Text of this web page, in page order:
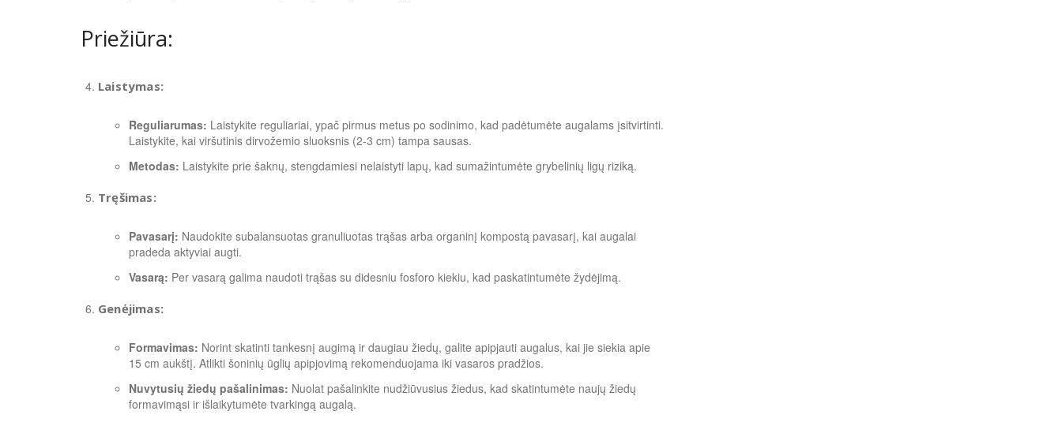
Priežiūra:
Laistymas:
Reguliarumas: Laistykite reguliariai, ypač pirmus metus po sodinimo, kad padėtumėte augalams įsitvirtinti.
Laistykite, kai viršutinis dirvožemio sluoksnis (2-3 cm) tampa sausas.
Metodas: Laistykite prie šaknų, stengdamiesi nelaistyti lapų, kad sumažintumėte grybelinių ligų riziką.
Tręšimas:
Pavasarį: Naudokite subalansuotas granuliuotas trąšas arba organinį kompostą pavasarį, kai augalai
pradeda aktyviai augti.
Vasarą: Per vasarą galima naudoti trąšas su didesniu fosforo kiekiu, kad paskatintumėte žydėjimą.
Genėjimas:
Formavimas: Norint skatinti tankesnį augimą ir daugiau žiedų, galite apipjauti augalus, kai jie siekia apie
15 cm aukštį. Atlikti šoninių ūglių apipjovimą rekomenduojama iki vasaros pradžios.
Nuvytusių žiedų pašalinimas: Nuolat pašalinkite nudžiūvusius žiedus, kad skatintumėte naujų žiedų
formavimąsi ir išlaikytumėte tvarkingą augalą.